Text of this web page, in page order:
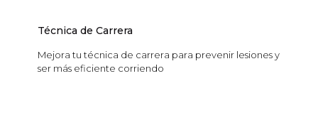
Técnica de Carrera
Mejora tu técnica de carrera para prevenir lesiones y
ser más eficiente corriendo